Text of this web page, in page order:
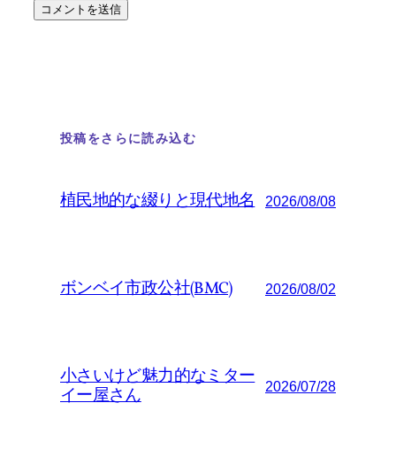
投稿をさらに読み込む
植民地的な綴りと現代地名 2026/08/08
ボンベイ市政公社(BMC) 2026/08/02
小さいけど魅力的なミター
イー屋さん
2026/07/28